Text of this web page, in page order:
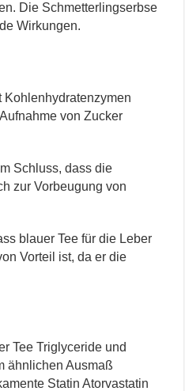
Die Schmetterlingserbse
Wirkungen.
Kohlenhydratenzymen
von Zucker
Schluss, dass die
zur Vorbeugung von
blauer Tee für die Leber
Vorteil ist, da er die
Tee Triglyceride und
ähnlichen Ausmaß
Statin Atorvastatin